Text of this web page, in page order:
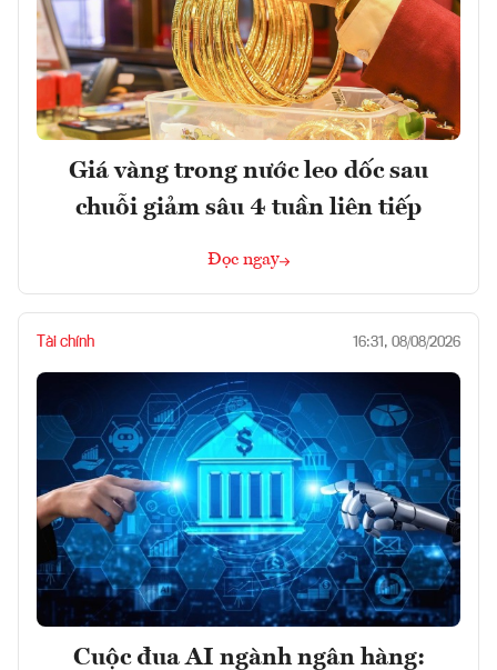
Giá vàng trong nước leo dốc sau
chuỗi giảm sâu 4 tuần liên tiếp
Đọc ngay
Tài chính 16:31, 08/08/2026
Cuộc đua AI ngành ngân hàng: